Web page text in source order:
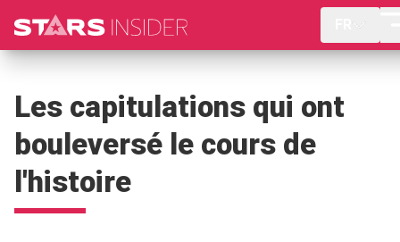
Les capitulations qui ont
bouleversé le cours de
l'histoire